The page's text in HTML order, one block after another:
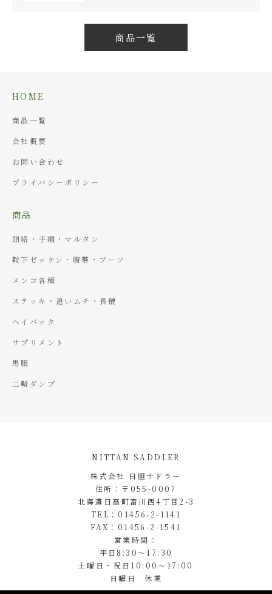
商品一覧
HOME
商品一覧
会社概要
お問い合わせ
プライバシーポリシー
商品
頭絡・手綱・マルタン
鞍下ゼッケン・腹帯・ブーツ
メンコ各種
ステッキ・追いムチ・長鞭
ヘイバック
サプリメント
馬服
二輪ダンプ
NITTAN SADDLER
株式会社 日胆サドラー
住所：〒055-0007
北海道日高町富川西4丁目2-3
TEL：01456-2-1141
FAX：01456-2-1541
営業時間：
平日8:30～17:30
土曜日・祝日10:00～17:00
日曜日 休業